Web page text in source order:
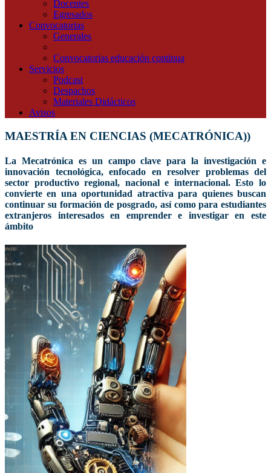
Docentes
Egresados
Convocatorias
Generales
Convocatorias educación continua
Servicios
Podcast
Despachos
Materiales Didácticos
Avisos
MAESTRÍA EN CIENCIAS (MECATRÓNICA))
La Mecatrónica es un campo clave para la investigación e
innovación tecnológica, enfocado en resolver problemas del
sector productivo regional, nacional e internacional. Esto lo
convierte en una oportunidad atractiva para quienes buscan
continuar su formación de posgrado, así como para estudiantes
extranjeros interesados en emprender e investigar en este
ámbito